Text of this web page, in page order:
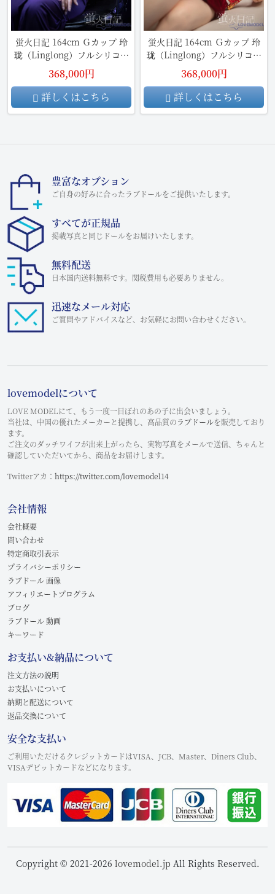
蛍火日記 164cm Ｇカップ 玲
珑（Linglong）フルシリコン
製 リアルドール
368,000円
詳しくはこちら
蛍火日記 164cm Ｇカップ 玲
珑（Linglong）フルシリコン
製リアルドール
368,000円
詳しくはこちら
豊富なオプション
ご自身の好みに合ったラブドールをご提供いたします。
すべてが正規品
掲載写真と同じドールをお届けいたします。
無料配送
日本国内送料無料です。関税費用も必要ありません。
迅速なメール対応
ご質問やアドバイスなど、お気軽にお問い合わせください。
lovemodelについて
LOVE MODELにて、もう一度一目ぼれのあの子に出会いましょう。
当社は、中国の優れたメーカーと提携し、高品質のラブドールを販売しており
ます。
ご注文のダッチワイフが出来上がったら、実物写真をメールで送信、ちゃんと
確認していただいてから、商品をお届けします。
Twitterアカ： https://twitter.com/lovemodel14
会社情報
会社概要
問い合わせ
特定商取引表示
プライバシーポリシー
ラブドール 画像
アフィリエートプログラム
ブログ
ラブドール 動画
キーワード
お支払い&納品について
注文方法の説明
お支払いについて
納期と配送について
返品交換について
安全な支払い
ご利用いただけるクレジットカードはVISA、JCB、Master、Diners Club、
VISAデビットカードなどになります。
Copyright © 2021-2026 lovemodel.jp All Rights Reserved.